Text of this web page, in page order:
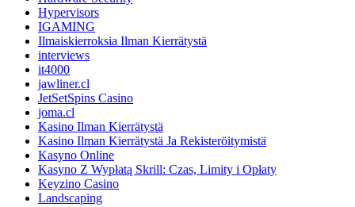
Hypervisors
IGAMING
Ilmaiskierroksia Ilman Kierrätystä
interviews
it4000
jawliner.cl
JetSetSpins Casino
joma.cl
Kasino Ilman Kierrätystä
Kasino Ilman Kierrätystä Ja Rekisteröitymistä
Kasyno Online
Kasyno Z Wypłatą Skrill: Czas, Limity i Opłaty
Keyzino Casino
Landscaping